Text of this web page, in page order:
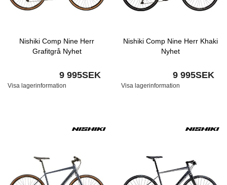
Nishiki Comp Nine Herr
Grafitgrå Nyhet
9 995SEK
Visa lagerinformation
Nishiki Comp Nine Herr Khaki
Nyhet
9 995SEK
Visa lagerinformation